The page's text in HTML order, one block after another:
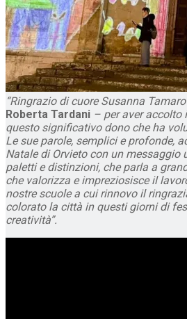
“Ringrazio di cuore Susanna
Roberta Tardani – per aver accolto
questo significativo dono che ha
Le sue parole, semplici e profonde,
Natale di Orvieto con un messaggio
paletti e distinzioni, che parla a
che valorizza e impreziosisce il
nostre scuole a cui rinnovo il
colorato la città in questi giorni di
creatività”.